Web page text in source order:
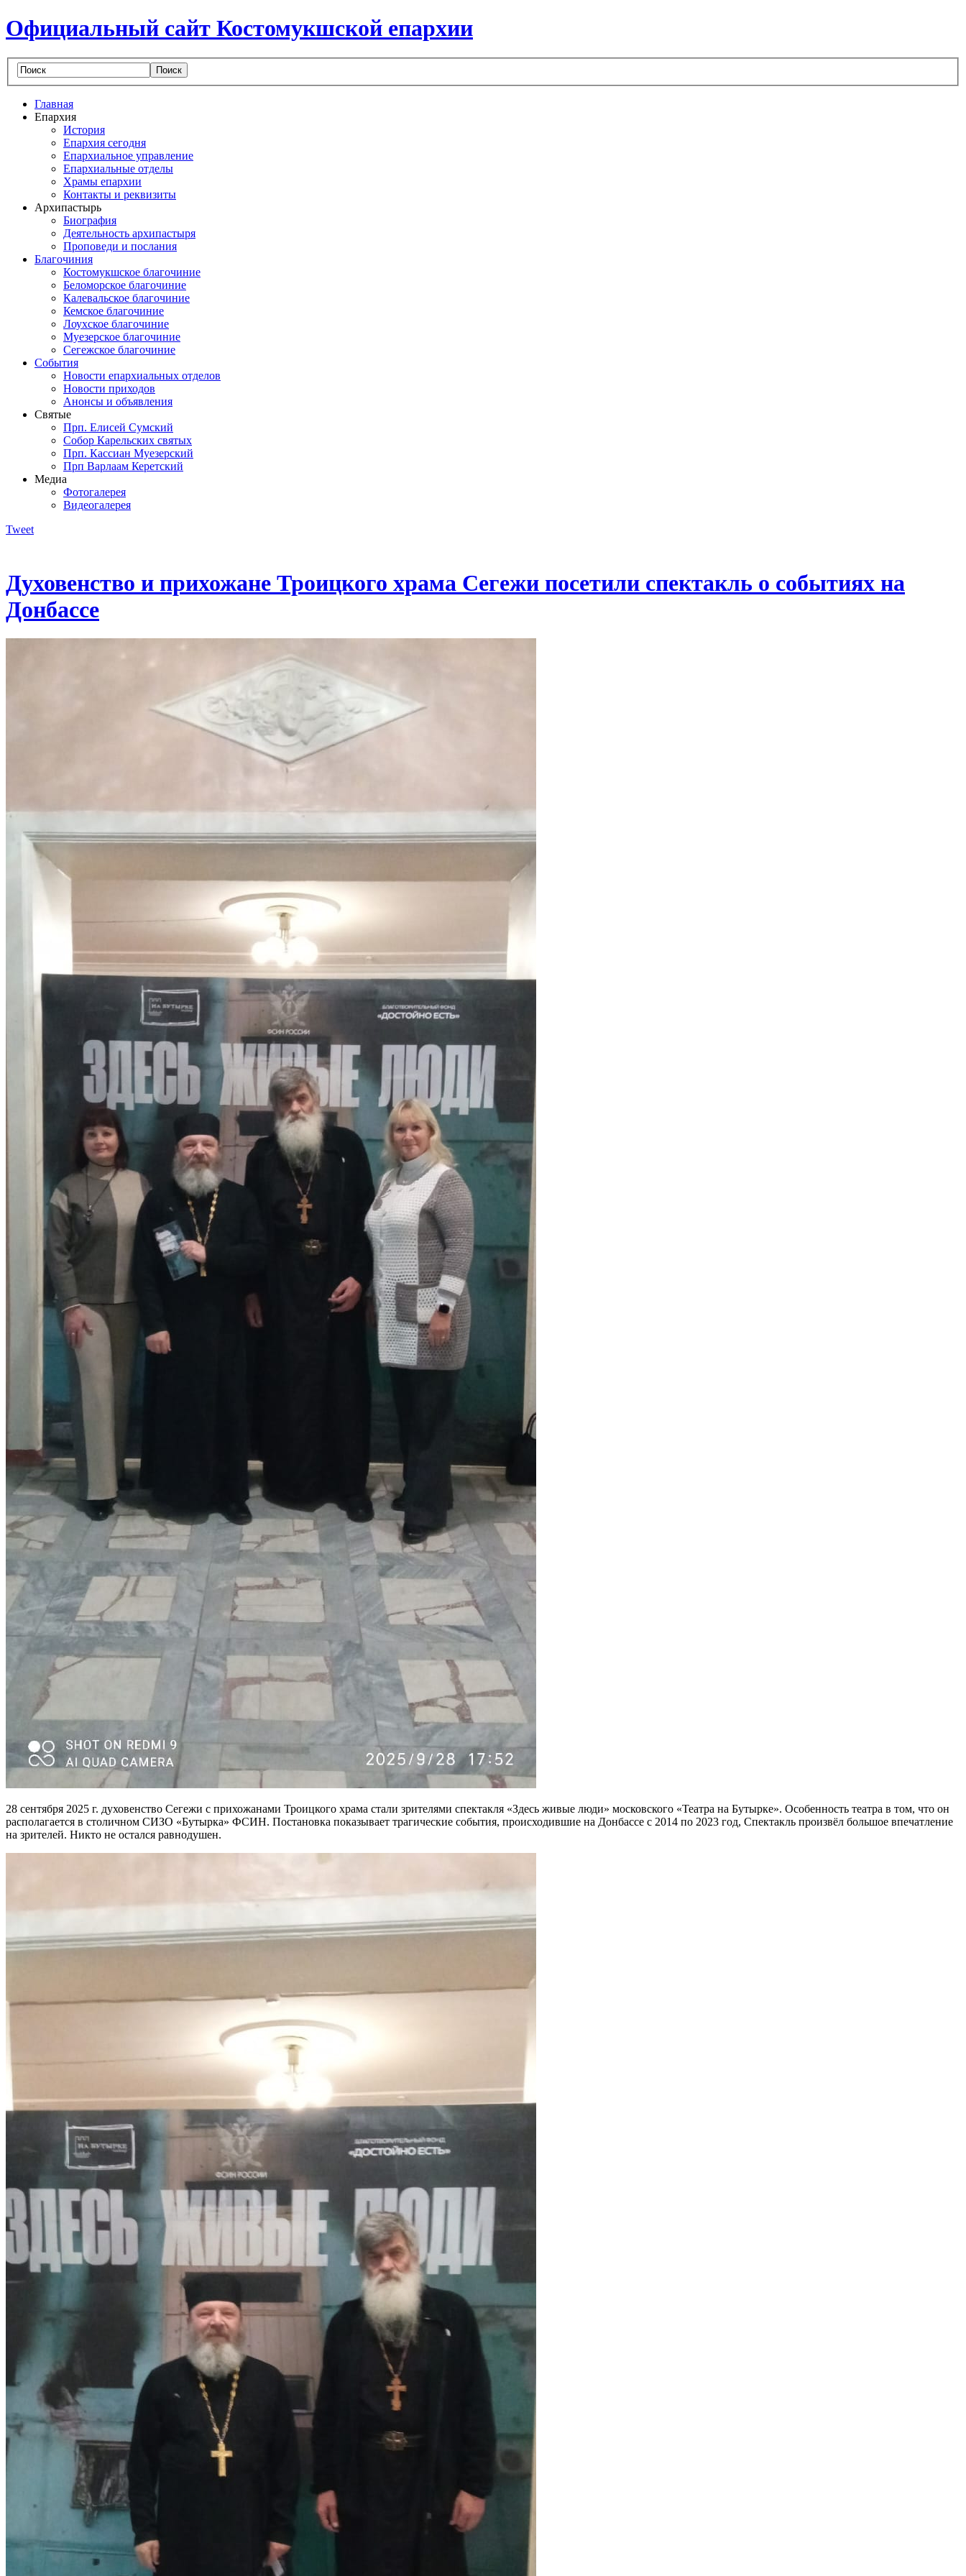
Официальный сайт Костомукшской епархии
Главная
Епархия
История
Епархия сегодня
Епархиальное управление
Епархиальные отделы
Храмы епархии
Контакты и реквизиты
Архипастырь
Биография
Деятельность архипастыря
Проповеди и послания
Благочиния
Костомукшское благочиние
Беломорское благочиние
Калевальское благочиние
Кемское благочиние
Лоухское благочиние
Муезерское благочиние
Сегежское благочиние
События
Новости епархиальных отделов
Новости приходов
Анонсы и объявления
Святые
Прп. Елисей Сумский
Собор Карельских святых
Прп. Кассиан Муезерский
Прп Варлаам Керетский
Медиа
Фотогалерея
Видеогалерея
Tweet
Духовенство и прихожане Троицкого храма Сегежи посетили спектакль о событиях на
Донбассе
28 сентября 2025 г. духовенство Сегежи с прихожанами Троицкого храма стали зрителями спектакля «Здесь живые люди» московского «Театра на Бутырке». Особенность театра в том, что он
располагается в столичном СИЗО «Бутырка» ФСИН. Постановка показывает трагические события, происходившие на Донбассе с 2014 по 2023 год, Спектакль произвёл большое впечатление
на зрителей. Никто не остался равнодушен.